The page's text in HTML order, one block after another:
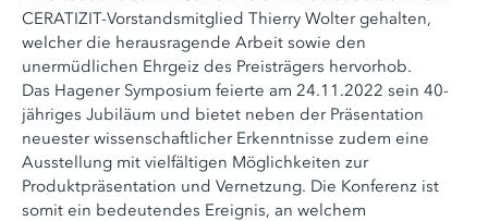
CERATIZIT-Vorstandsmitglied Thierry Wolter gehalten,
welcher die herausragende Arbeit sowie den
unermüdlichen Ehrgeiz des Preisträgers hervorhob.
Das Hagener Symposium feierte am 24.11.2022 sein 40-
jähriges Jubiläum und bietet neben der Präsentation
neuester wissenschaftlicher Erkenntnisse zudem eine
Ausstellung mit vielfältigen Möglichkeiten zur
Produktpräsentation und Vernetzung. Die Konferenz ist
somit ein bedeutendes Ereignis, an welchem